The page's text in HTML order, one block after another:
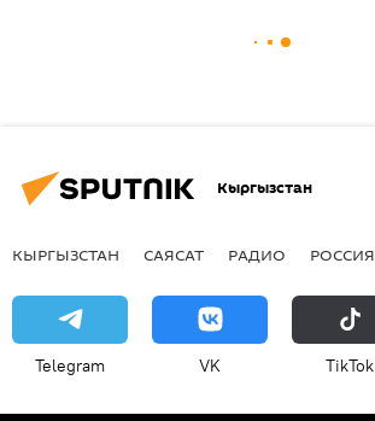
Кыргызстан
КЫРГЫЗСТАН САЯСАТ РАДИО РОССИЯ
Telegram VK ТikТоk